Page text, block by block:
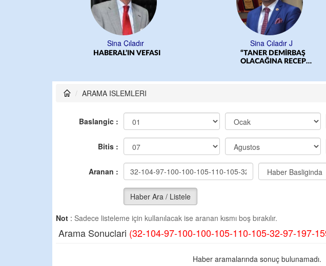
Sina Çıladır
HABERAL’IN VEFASI
Sina Çıladır J
“TANER DEMİRBAŞ
OLACAĞINA RECEP
ARAMA ISLEMLERI
Baslangic :
Bitis :
Aranan :
Haber Ara / Listele
Not : Sadece listeleme için kullanılacak ise aranan kısmı boş bırakılır.
Arama Sonuclari (32-104-97-100-100-105-110-105-32-97-197-
Haber aramalarında sonuç bulunamadı.